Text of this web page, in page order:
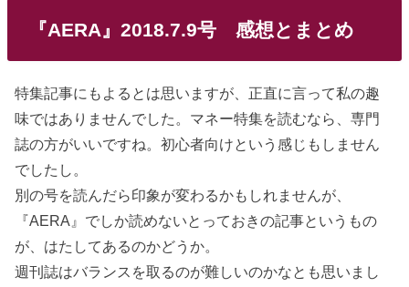
『AERA』2018.7.9号 感想とまとめ
特集記事にもよるとは思いますが、正直に言って私の趣
味ではありませんでした。マネー特集を読むなら、専門
誌の方がいいですね。初心者向けという感じもしません
でしたし。
別の号を読んだら印象が変わるかもしれませんが、
『AERA』でしか読めないとっておきの記事というもの
が、はたしてあるのかどうか。
週刊誌はバランスを取るのが難しいのかなとも思いまし